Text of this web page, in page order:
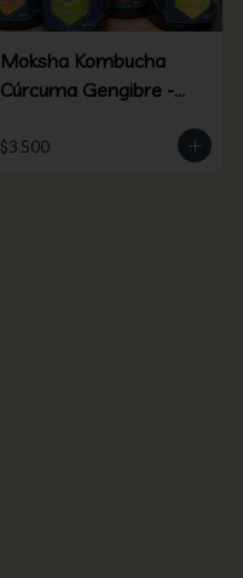
Moksha Kombucha
Cúrcuma Gengibre -
$3.500